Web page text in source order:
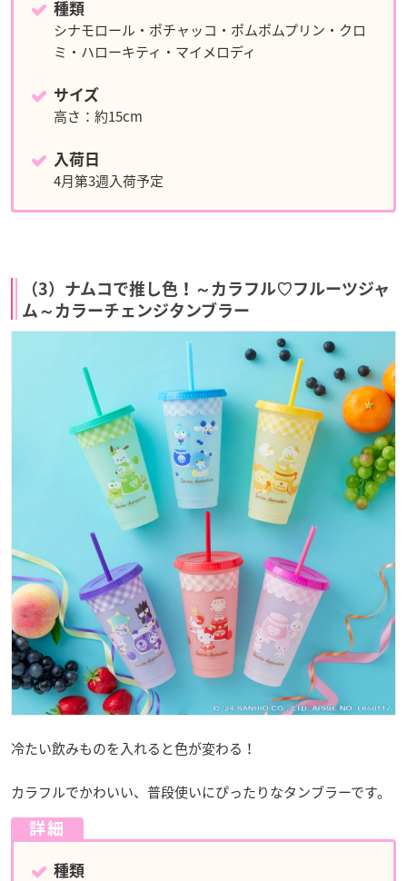
種類
シナモロール・ポチャッコ・ポムポムプリン・クロ
ミ・ハローキティ・マイメロディ
サイズ
高さ：約15cm
入荷日
4月第3週入荷予定
（3）ナムコで推し色！～カラフル♡フルーツジャ
ム～カラーチェンジタンブラー
冷たい飲みものを入れると色が変わる！
カラフルでかわいい、普段使いにぴったりなタンブラーです。
詳細
種類